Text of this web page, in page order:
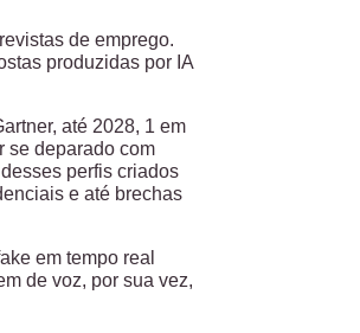
de emprego.
produzidas por IA
até 2028, 1 em
se deparado com
perfis criados
e até brechas
em tempo real
de voz, por sua vez,